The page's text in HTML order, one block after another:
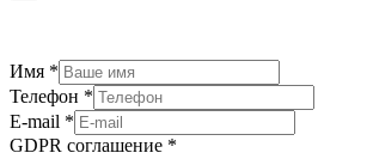
Имя *
Телефон *
E-mail *
GDPR соглашение *